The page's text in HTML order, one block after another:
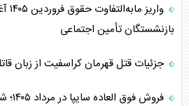
خبرنگار، معمار تصاویر حماسی در جنگ
بازنشستگان تأمین اجتماعی
جزئیات قتل قهرمان کراسفیت از زبان
فروش